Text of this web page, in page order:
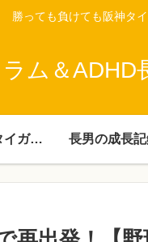
勝っても負けても阪神タ
ム＆ADHD
父ちゃんの話（タイガース） 長男の成長